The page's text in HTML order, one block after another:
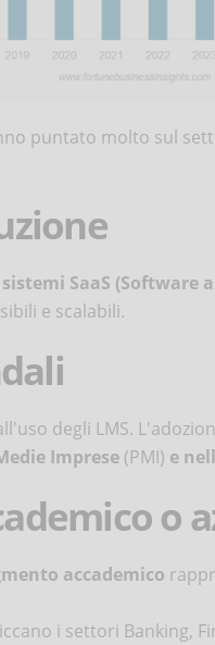
puntato molto sul
sistemi SaaS (Software
e scalabili.
degli LMS.
Imprese (PMI) e
o
accademico
i settori Banking,